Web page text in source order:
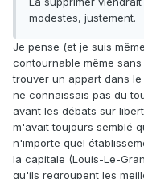
modestes, justement.
Je pense (et je suis
contournable même
trouver un appart dans
ne connaissais pas du
avant les débats sur
m'avait toujours semblé
n'importe quel
la capitale (Louis-Le-
qu'ils regroupent les